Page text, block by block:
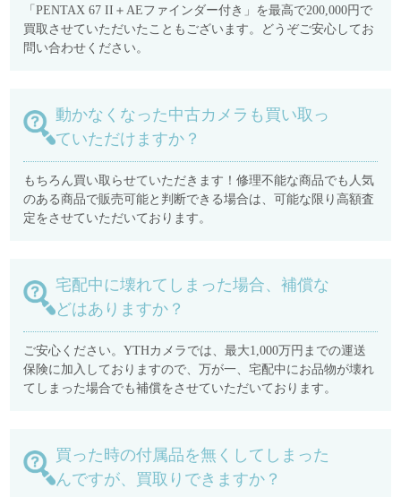
「PENTAX 67 II＋AEファインダー付き」を最高で200,000円で
買取させていただいたこともございます。どうぞご安心してお
問い合わせください。
動かなくなった中古カメラも買い取っ
ていただけますか？
もちろん買い取らせていただきます！修理不能な商品でも人気
のある商品で販売可能と判断できる場合は、可能な限り高額査
定をさせていただいております。
宅配中に壊れてしまった場合、補償な
どはありますか？
ご安心ください。YTHカメラでは、最大1,000万円までの運送
保険に加入しておりますので、万が一、宅配中にお品物が壊れ
てしまった場合でも補償をさせていただいております。
買った時の付属品を無くしてしまった
んですが、買取りできますか？